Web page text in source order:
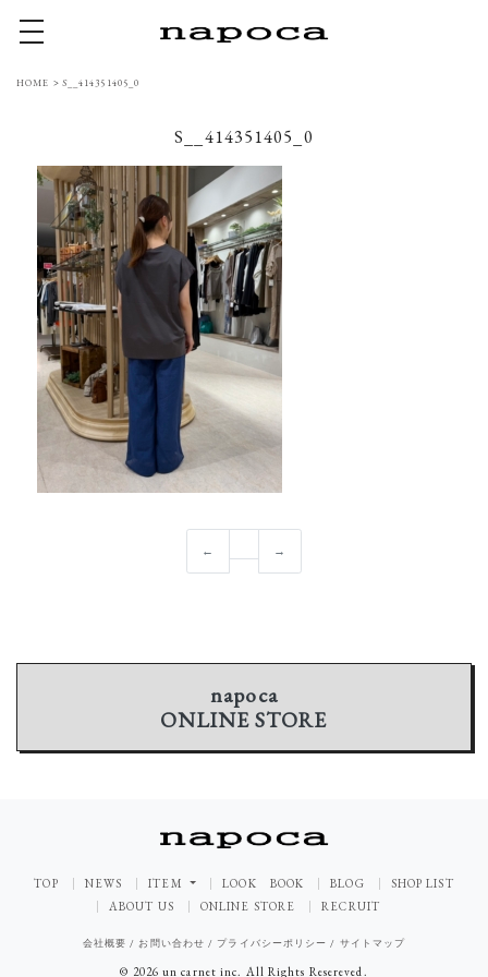
toggle navigation
HOME >S__414351405_0
S__414351405_0
← →
napoca
ONLINE STORE
TOP NEWS ITEM LOOK BOOK BLOG
SHOP LIST
ABOUT US
ONLINE STORE RECRUIT
会社概要 /お問い合わせ / プライバシーポリシー / サイトマップ
© 2026 un carnet inc. All Rights Resereved.